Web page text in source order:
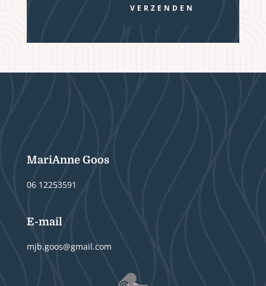
VERZENDEN
MariAnne Goos
06 12253591
E-mail
mjb.goos@gmail.com